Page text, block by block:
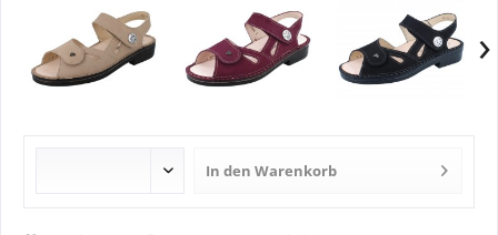
›
In den Warenkorb